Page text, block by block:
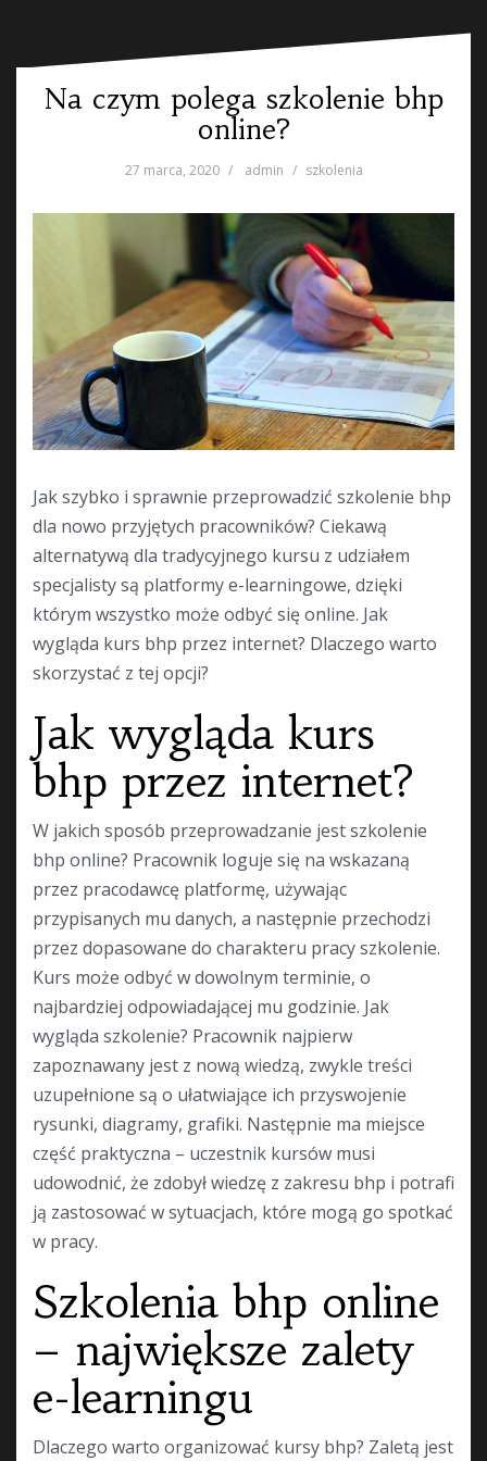
Na czym polega szkolenie bhp
online?
27 marca, 2020 admin szkolenia
Jak szybko i sprawnie przeprowadzić szkolenie bhp
dla nowo przyjętych pracowników? Ciekawą
alternatywą dla tradycyjnego kursu z udziałem
specjalisty są platformy e-learningowe, dzięki
którym wszystko może odbyć się online. Jak
wygląda kurs bhp przez internet? Dlaczego warto
skorzystać z tej opcji?
Jak wygląda kurs
bhp przez internet?
W jakich sposób przeprowadzanie jest szkolenie
bhp online? Pracownik loguje się na wskazaną
przez pracodawcę platformę, używając
przypisanych mu danych, a następnie przechodzi
przez dopasowane do charakteru pracy szkolenie.
Kurs może odbyć w dowolnym terminie, o
najbardziej odpowiadającej mu godzinie. Jak
wygląda szkolenie? Pracownik najpierw
zapoznawany jest z nową wiedzą, zwykle treści
uzupełnione są o ułatwiające ich przyswojenie
rysunki, diagramy, grafiki. Następnie ma miejsce
część praktyczna – uczestnik kursów musi
udowodnić, że zdobył wiedzę z zakresu bhp i potrafi
ją zastosować w sytuacjach, które mogą go spotkać
w pracy.
Szkolenia bhp online
– największe zalety
e-learningu
Dlaczego warto organizować kursy bhp? Zaletą jest